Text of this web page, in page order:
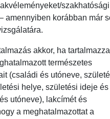
szakhatósági
amennyiben korábban már
akkor, ha
természetes
(családi és utóneve,
helye, születési ideje és
utóneve), lakcímét és
a meghatalmazottat a